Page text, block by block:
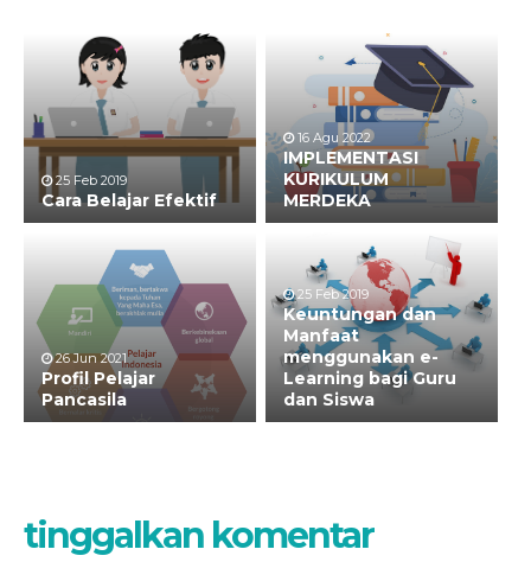
25 Feb 2019
Cara Belajar Efektif
16 Agu 2022
IMPLEMENTASI
KURIKULUM
MERDEKA
26 Jun 2021
Profil Pelajar
Pancasila
25 Feb 2019
Keuntungan dan
Manfaat
menggunakan e-
Learning bagi Guru
dan Siswa
tinggalkan komentar